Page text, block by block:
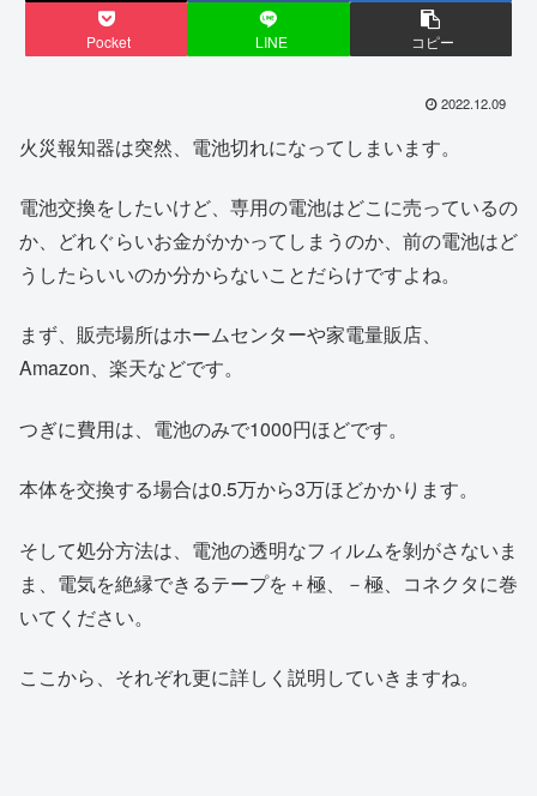
Pocket LINE コピー
2022.12.09
火災報知器は突然、電池切れになってしまいます。
電池交換をしたいけど、専用の電池はどこに売っているの
か、どれぐらいお金がかかってしまうのか、前の電池はど
うしたらいいのか分からないことだらけですよね。
まず、販売場所はホームセンターや家電量販店、
Amazon、楽天などです。
つぎに費用は、電池のみで1000円ほどです。
本体を交換する場合は0.5万から3万ほどかかります。
そして処分方法は、電池の透明なフィルムを剝がさないま
ま、電気を絶縁できるテープを＋極、－極、コネクタに巻
いてください。
ここから、それぞれ更に詳しく説明していきますね。